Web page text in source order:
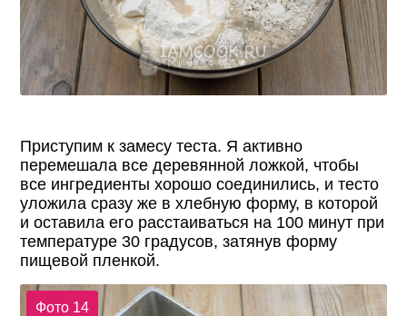
Приступим к замесу теста. Я активно
перемешала все деревянной ложкой, чтобы
все ингредиенты хорошо соединились, и тесто
уложила сразу же в хлебную форму, в которой
и оставила его расстаиваться на 100 минут при
температуре 30 градусов, затянув форму
пищевой пленкой.
Фото 14